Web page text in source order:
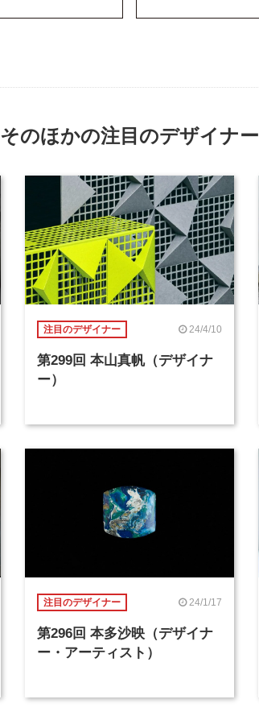
そのほかの注目のデザイナー
注目のデザイナー 24/4/10
第299回 本山真帆（デザイナ
ー）
注目のデザイナー 24/1/17
第296回 本多沙映（デザイナ
ー・アーティスト）